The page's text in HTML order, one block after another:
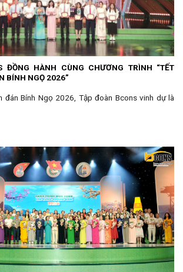
ĐỒNG HÀNH CÙNG CHƯƠNG TRÌNH “TẾT
BÍNH NGỌ 2026”
đán Bính Ngọ 2026, Tập đoàn Bcons vinh dự là